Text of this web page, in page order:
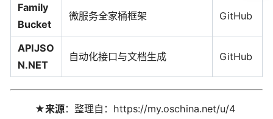
Family
Bucket
微服务全家桶框架 GitHub
APIJSO
N.NET
自动化接口与文档生成 GitHub
★来源：整理自：https://my.oschina.net/u/4